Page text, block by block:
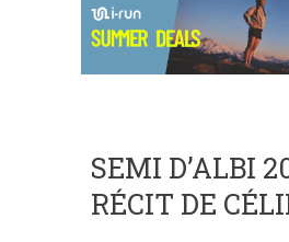
SEMI D’ALBI
RÉCIT DE